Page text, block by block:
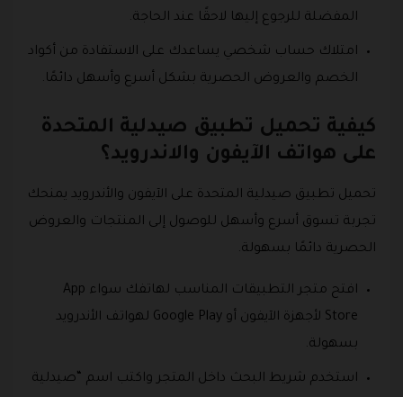
المفضلة للرجوع إليها لاحقًا عند الحاجة.
امتلاك حساب شخصي يساعدك على الاستفادة من أكواد
الخصم والعروض الحصرية بشكل أسرع وأسهل دائمًا.
كيفية تحميل تطبيق صيدلية المتحدة
على هواتف الآيفون والاندرويد؟
تحميل تطبيق صيدلية المتحدة على الآيفون والأندرويد يمنحك
تجربة تسوق أسرع وأسهل للوصول إلى المنتجات والعروض
الحصرية دائمًا بسهولة.
افتح متجر التطبيقات المناسب لهاتفك سواء App
Store لأجهزة الآيفون أو Google Play لهواتف الأندرويد
بسهولة.
استخدم شريط البحث داخل المتجر واكتب اسم “صيدلية